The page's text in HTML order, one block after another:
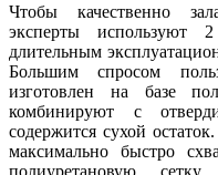
Чтобы качественно
эксперты используют
длительным
Большим спросом
изготовлен на базе
комбинируют с
содержится сухой
максимально быстро
полиуретановую